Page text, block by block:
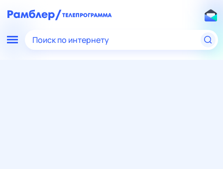
Поиск по интернету